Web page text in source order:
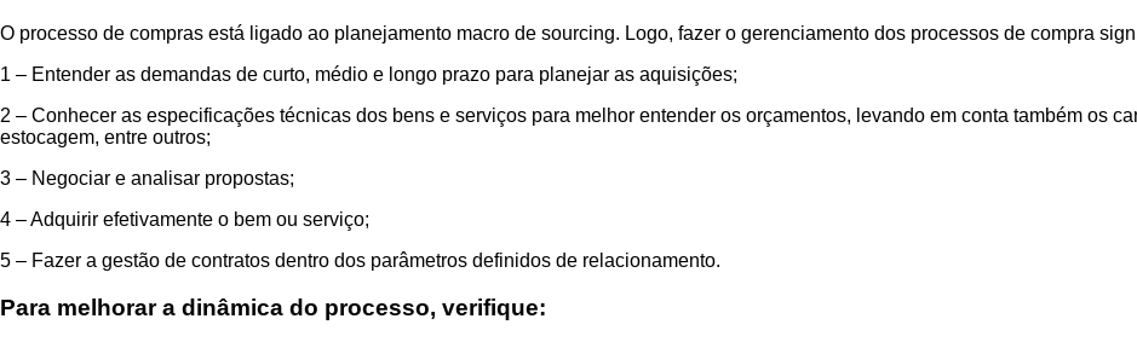
O processo de compras está ligado ao planejamento macro de sourcing. Logo, fazer o gerenciamento dos processos de compra
1 – Entender as demandas de curto, médio e longo prazo para planejar as aquisições;
2 – Conhecer as especificações técnicas dos bens e serviços para melhor entender os orçamentos, levando em conta também os
estocagem, entre outros;
3 – Negociar e analisar propostas;
4 – Adquirir efetivamente o bem ou serviço;
5 – Fazer a gestão de contratos dentro dos parâmetros definidos de relacionamento.
Para melhorar a dinâmica do processo, verifique: